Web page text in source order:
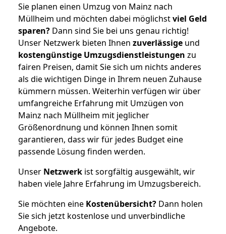
Sie planen einen Umzug von Mainz nach
Müllheim und möchten dabei möglichstviel Geld
sparen? Dann sind Sie bei uns genau richtig!
Unser Netzwerk bieten Ihnen zuverlässige und
kostengünstige Umzugsdienstleistungen zu
fairen Preisen, damit Sie sich um nichts anderes
als die wichtigen Dinge in Ihrem neuen Zuhause
kümmern müssen. Weiterhin verfügen wir über
umfangreiche Erfahrung mit Umzügen von
Mainz nach Müllheim mit jeglicher
Größenordnung und können Ihnen somit
garantieren, dass wir für jedes Budget eine
passende Lösung finden werden.
Unser Netzwerk ist sorgfältig ausgewählt, wir
haben viele Jahre Erfahrung im Umzugsbereich.
Sie möchten eine Kostenübersicht? Dann holen
Sie sich jetzt kostenlose und unverbindliche
Angebote.